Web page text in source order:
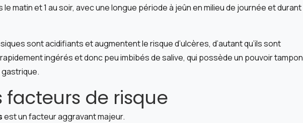
le matin et 1 au soir, avec une longue période à jeûn en milieu de journée et durant
sont acidifiants et augmentent le risque d’ulcères, d’autant qu’ils sont
ingérés et donc peu imbibés de salive, qui possède un pouvoir tampon
gastrique.
facteurs de risque
est un facteur aggravant majeur.